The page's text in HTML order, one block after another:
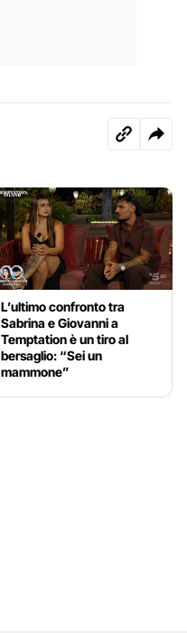
L’ultimo confronto tra
Sabrina e Giovanni a
Temptation è un tiro al
bersaglio: “Sei un
mammone”